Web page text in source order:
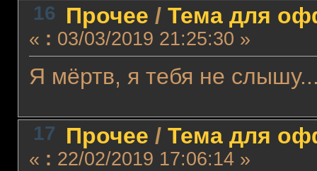
16 Прочее / Тема для
« : 03/03/2019 21:25:30 »
Я мёртв, я тебя не
17 Прочее / Тема для
« : 22/02/2019 17:06:14 »